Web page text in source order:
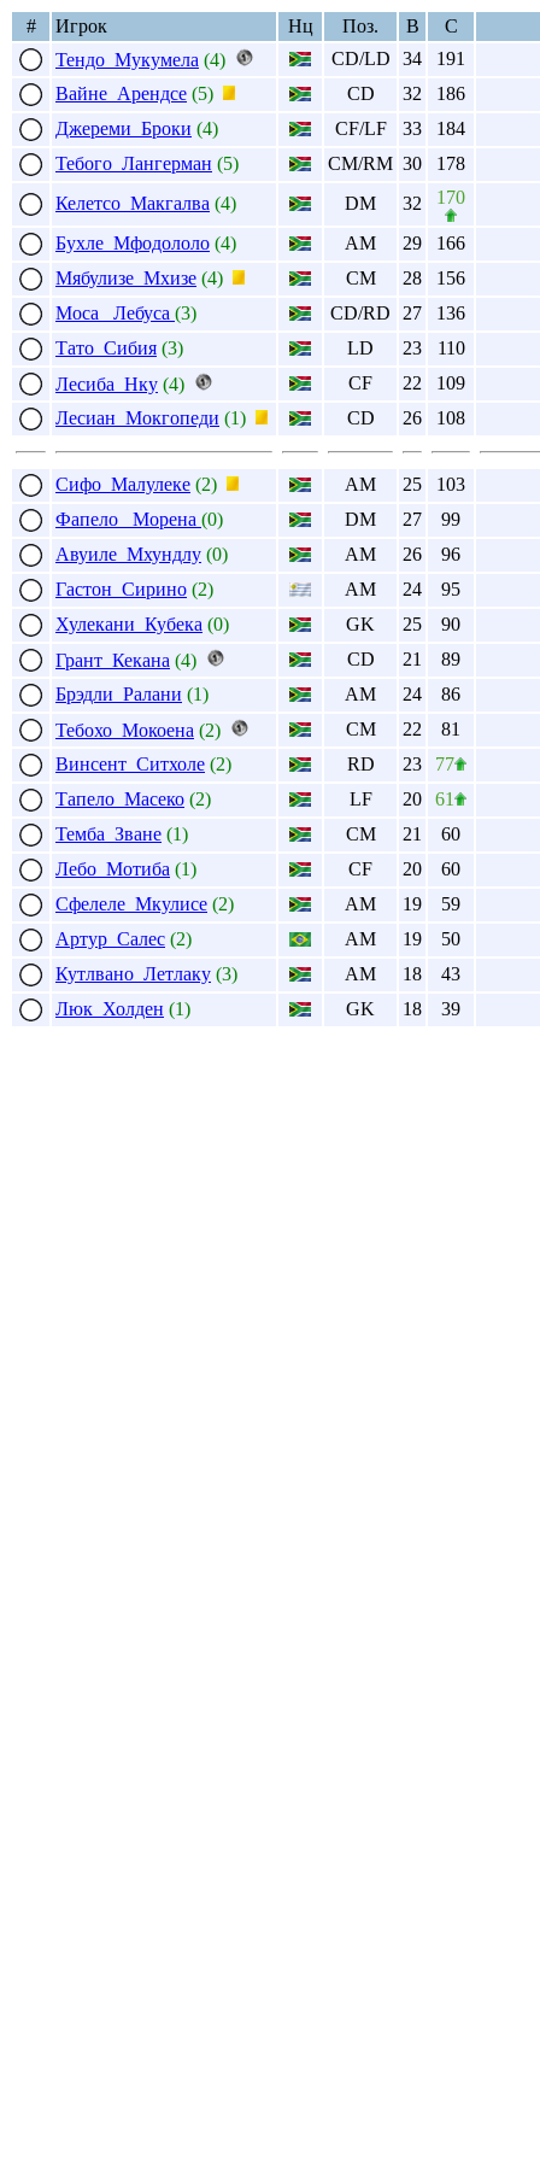
# Игрок Нц Поз. В
С
Тендо Мукумела (4) CD/LD 34
191
Вайне Арендсе (5) CD 32
186
Джереми Броки (4) CF/LF 33
184
Тебого Лангерман (5) CM/RM 30
178
Келетсо Макгалва (4) DM 32 170
Бухле Мфодололо (4) AM 29
166
Мябулизе Мхизе (4) CM 28
156
Моса Лебуса (3) CD/RD 27
136
Тато Сибия (3) LD 23
110
Лесиба Нку (4) CF 22
109
Лесиан Мокгопеди (1) CD 26 108
Сифо Малулеке (2) AM 25
103
Фапело Морена (0) DM 27
99
Авуиле Мхундлу (0) AM 26
96
Гастон Сирино (2) AM 24
95
Хулекани Кубека (0) GK 25
90
Грант Кекана (4) CD 21
89
Брэдли Ралани (1) AM 24
86
Тебохо Мокоена (2) CM 22
81
Винсент Ситхоле (2) RD 23
77
Тапело Масеко (2) LF 20
61
Темба Зване (1) CM 21
60
Лебо Мотиба (1) CF 20
60
Сфелеле Мкулисе (2) AM 19
59
Артур Салес (2) AM 19
50
Кутлвано Летлаку (3) AM 18
43
Люк Холден (1) GK 18 39